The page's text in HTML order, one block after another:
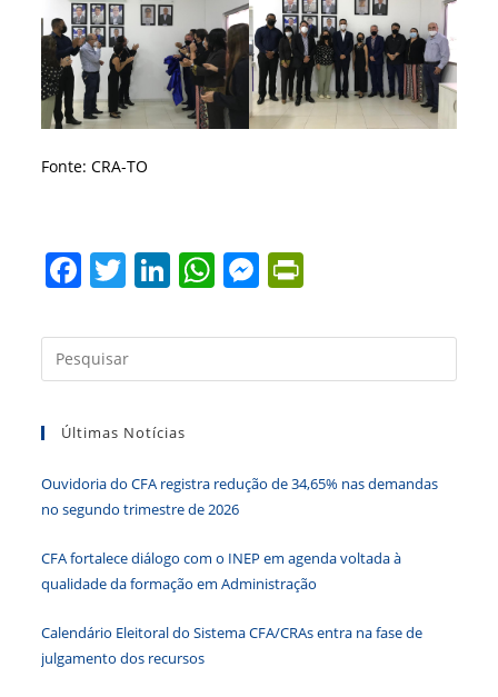
Fonte: CRA-TO
F
c
e
o
o
k
T
itt
er
Li
k
e
n
W
at
s
p
M
ss
e
er
tF
ri
dl
a
Últimas Notícias
Ouvidoria do CFA registra redução de 34,65% nas demandas
no segundo trimestre de 2026
CFA fortalece diálogo com o INEP em agenda voltada à
qualidade da formação em Administração
Calendário Eleitoral do Sistema CFA/CRAs entra na fase de
julgamento dos recursos